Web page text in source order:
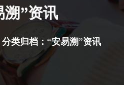
溯”资讯
分类归档：“安易溯”资讯